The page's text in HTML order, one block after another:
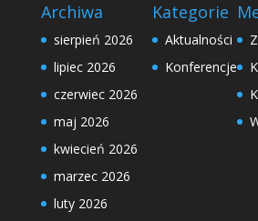
Archiwa
sierpień 2026
lipiec 2026
czerwiec 2026
maj 2026
kwiecień 2026
marzec 2026
luty 2026
Kategorie
Aktualności
Konferencje